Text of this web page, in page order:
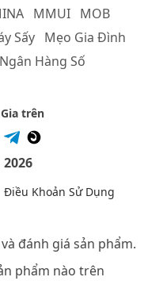
MMUI MOB
Sấy Mẹo Gia Đình
Ngân Hàng Số
trên
Điều Khoản Sử Dụng
đánh giá sản phẩm.
phẩm nào trên